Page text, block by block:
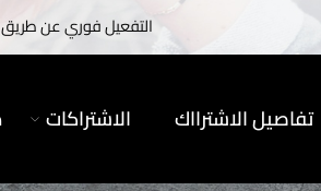
التفعيل فوري عن
تفاصيل الاشترااك الاشتراكات